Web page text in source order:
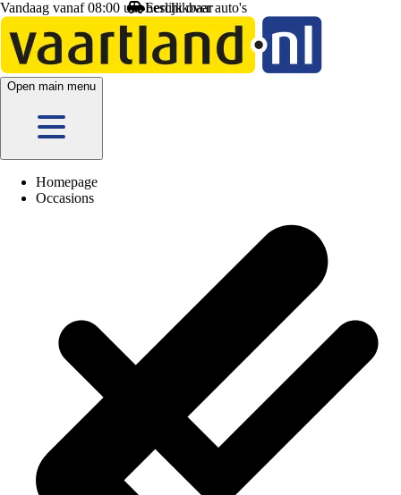
Vandaag vanaf 08:00 uur beschikbaar
Open main menu
Homepage
Occasions